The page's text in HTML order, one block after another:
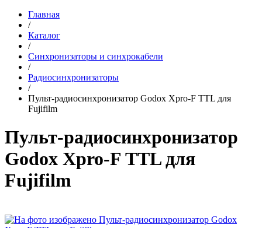
Главная
/
Каталог
/
Синхронизаторы и синхрокабели
/
Радиосинхронизаторы
/
Пульт-радиосинхронизатор Godox Xpro-F TTL для
Fujifilm
Пульт-радиосинхронизатор
Godox Xpro-F TTL для
Fujifilm